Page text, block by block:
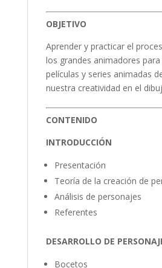
OBJETIVO
Aprender y practicar el
los grandes animadores
películas y series animadas
nuestra creatividad en el
CONTENIDO
INTRODUCCIÓN
Presentación
Teoría de la creación de
Análisis de personajes
Referentes
DESARROLLO DE
Bocetos